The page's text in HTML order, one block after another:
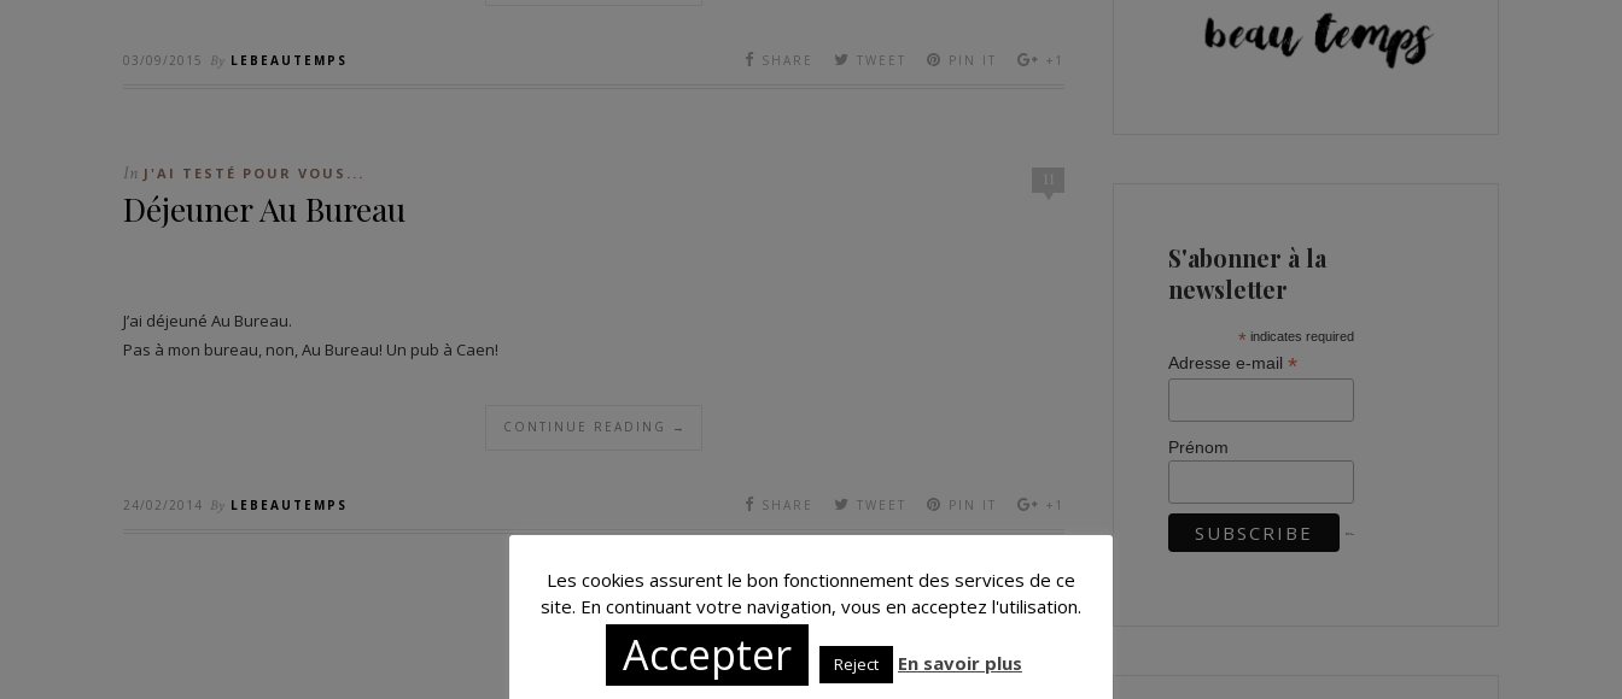
03/09/2015 By LEBEAUTEMPS SHARE TWEET PIN IT +1
11
In J'AI TESTÉ POUR VOUS...
Déjeuner Au Bureau
J’ai déjeuné Au Bureau.
Pas à mon bureau, non, Au Bureau! Un pub à Caen!
CONTINUE READING →
24/02/2014 By LEBEAUTEMPS SHARE TWEET PIN IT +1
S'abonner à la
newsletter
* indicates required
Adresse e-mail *
Prénom
Les cookies assurent le bon fonctionnement des services de ce
site. En continuant votre navigation, vous en acceptez l'utilisation.
Accepter Reject En savoir plus